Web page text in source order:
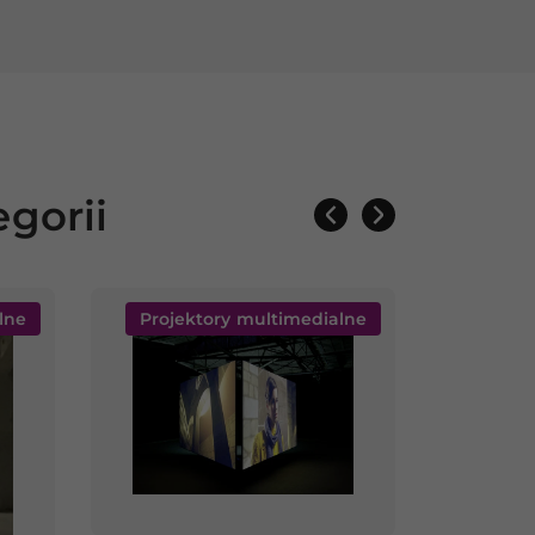
Projektory multimedialne